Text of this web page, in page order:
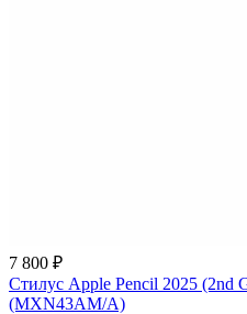
7 800 ₽
Стилус Apple Pencil 2025 (2nd
(MXN43AM/A)